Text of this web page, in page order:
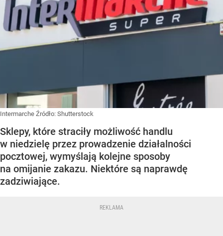
Intermarche Źródło: Shutterstock
Sklepy, które straciły możliwość handlu
w niedzielę przez prowadzenie działalności
pocztowej, wymyślają kolejne sposoby
na omijanie zakazu. Niektóre są naprawdę
zadziwiające.